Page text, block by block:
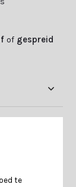
of gespreid
te